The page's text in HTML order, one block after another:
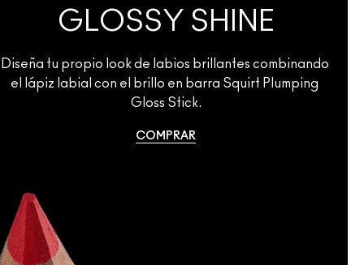
GLOSSY SHINE
Diseña tu propio look de labios brillantes combinando
el lápiz labial con el brillo en barra Squirt Plumping
Gloss Stick.
COMPRAR